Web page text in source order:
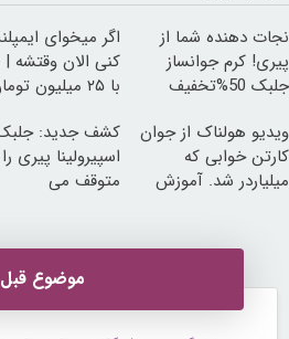
نجات دهنده شما از
پیری! کرم جوانساز
جلبک 50%تخفیف
اگر میخوای
کنی الان وقتشه
با ۲۵ میلیون تومان!!!
ویدیو هولناک از جوان
کارتن خوابی که
میلیاردر شد. آموزش
کشف جدید:
اسپیرولینا پیری را
متوقف می
موضوع قبل